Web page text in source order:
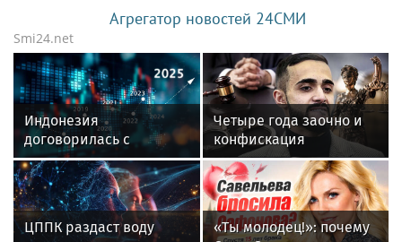
Агрегатор новостей 24СМИ
Smi24.net
Индонезия
договорилась с
Россией о поставке 150
млн баррелей нефти
Четыре года заочно и
конфискация
имущества: чем
завершился процесс
над Гусейном
Гасановым
ЦППК раздаст воду
«Ты молодец!»: почему